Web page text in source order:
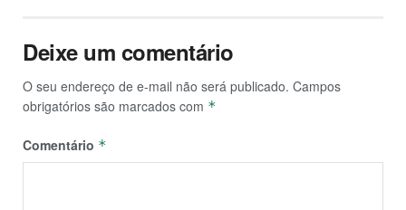
Deixe um comentário
O seu endereço de e-mail não será publicado. Campos
obrigatórios são marcados com *
Comentário *